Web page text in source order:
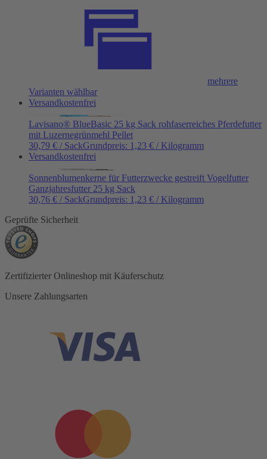
mehrere
Varianten wählbar
Versandkostenfrei
Lavisano® BlueBasic 25 kg Sack rohfaserreiches Pferdefutter
mit Luzernegrünmehl Pellet
30,79 € / SackGrundpreis: 1,23 € / Kilogramm
Versandkostenfrei
Sonnenblumenkerne für Futterzwecke gestreift Vogelfutter
Ganzjahresfutter 25 kg Sack
30,76 € / SackGrundpreis: 1,23 € / Kilogramm
Geprüfte Sicherheit
Zertifizierter Onlineshop mit Käuferschutz
Unsere Zahlungsarten